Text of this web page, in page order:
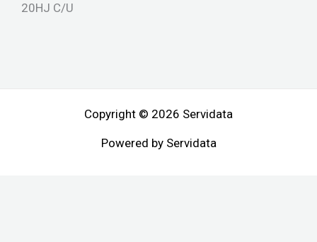
20HJ C/U
Copyright © 2026 Servidata
Powered by Servidata